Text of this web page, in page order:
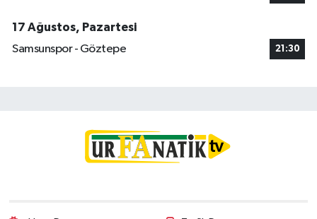
17 Ağustos, Pazartesi
Samsunspor - Göztepe
21:30